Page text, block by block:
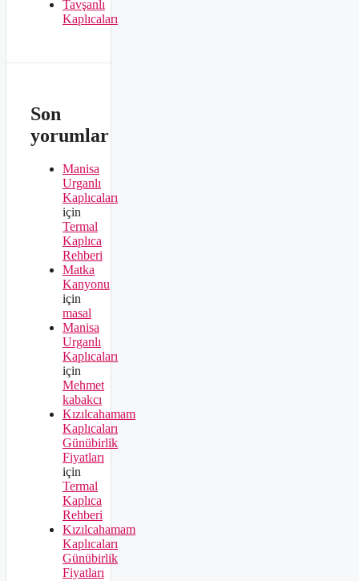
Tavşanlı
Kaplıcaları
Son
yorumlar
Manisa
Urganlı
Kaplıcaları
için
Termal
Kaplıca
Rehberi
Matka
Kanyonu
için
masal
Manisa
Urganlı
Kaplıcaları
için
Mehmet
kabakcı
Kızılcahamam
Kaplıcaları
Günübirlik
Fiyatları
için
Termal
Kaplıca
Rehberi
Kızılcahamam
Kaplıcaları
Günübirlik
Fiyatları